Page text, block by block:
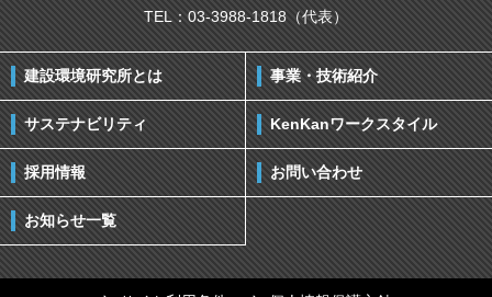
TEL：03-3988-1818（代表）
建設環境研究所とは 事業・技術紹介
サステナビリティ KenKanワークスタイル
採用情報 お問い合わせ
お知らせ一覧